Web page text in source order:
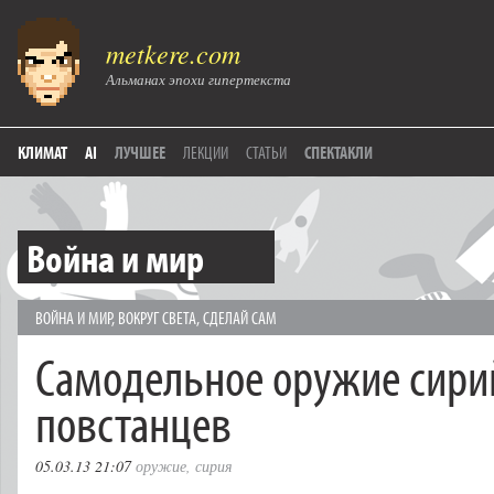
metkere.com
Альманах эпохи гипертекста
КЛИМАТ AI ЛУЧШЕЕ ЛЕКЦИИ СТАТЬИ СПЕКТАКЛИ
Война и мир
ВОЙНА И МИР, ВОКРУГ СВЕТА,СДЕЛАЙ САМ
Самодельное оружие
повстанцев
05.03.13 21:07 оружие, сирия